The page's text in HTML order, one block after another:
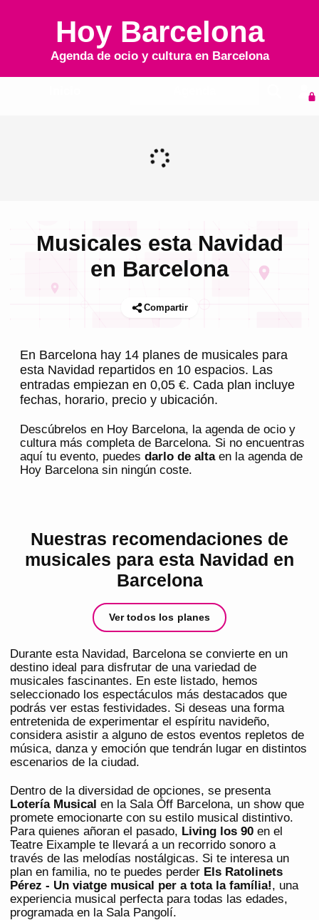
Hoy Barcelona
Agenda de ocio y cultura en Barcelona
Musicales esta Navidad
en Barcelona
Compartir
En Barcelona hay 14 planes de musicales para
esta Navidad repartidos en 10 espacios. Las
entradas empiezan en 0,05 €. Cada plan incluye
fechas, horario, precio y ubicación.
Descúbrelos en Hoy Barcelona, la agenda de ocio y
cultura más completa de Barcelona. Si no encuentras
aquí tu evento, puedes darlo de altaen la agenda de
Hoy Barcelonasin ningún coste.
Nuestras recomendaciones de
musicales para esta Navidad en
Barcelona
Ver todos los planes
Durante esta Navidad, Barcelona se convierte en un
destino ideal para disfrutar de una variedad de
musicales fascinantes. En este listado, hemos
seleccionado los espectáculos más destacados que
podrás ver estas festividades. Si deseas una forma
entretenida de experimentar el espíritu navideño,
considera asistir a alguno de estos eventos repletos de
música, danza y emoción que tendrán lugar en distintos
escenarios de la ciudad.
Dentro de la diversidad de opciones, se presenta
Lotería Musical en la Sala Óff Barcelona, un show que
promete emocionarte con su estilo musical distintivo.
Para quienes añoran el pasado, Living los 90 en el
Teatre Eixample te llevará a un recorrido sonoro a
través de las melodías nostálgicas. Si te interesa un
plan en familia, no te puedes perder Els Ratolinets
Pérez - Un viatge musical per a tota la família!, una
experiencia musical perfecta para todas las edades,
programada en la Sala Pangolí.